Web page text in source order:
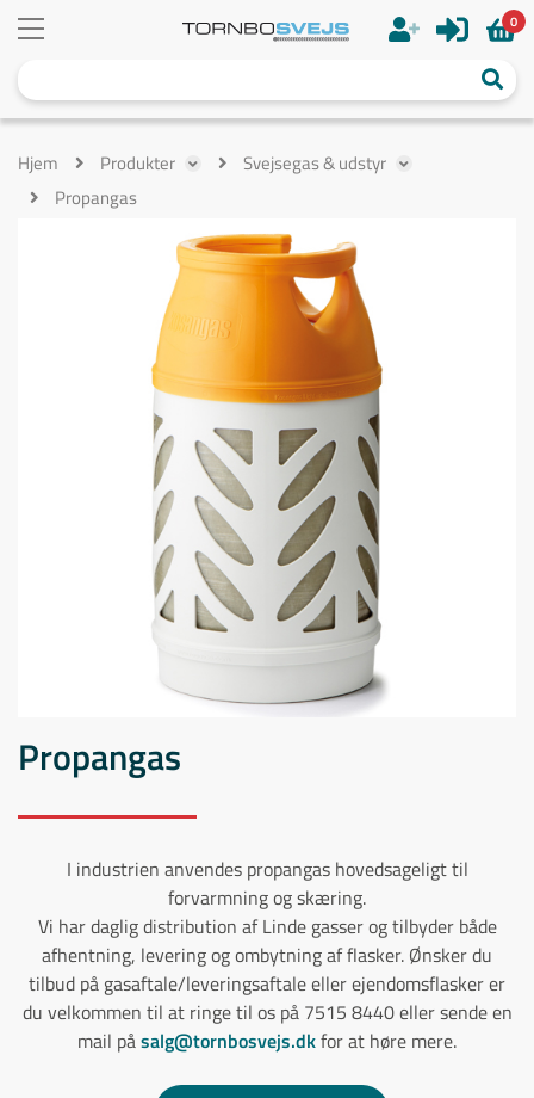
0
Hjem Produkter
Svejsegas & udstyr
Propangas
Propangas
I industrien anvendes propangas hovedsageligt til
forvarmning og skæring.
Vi har daglig distribution af Linde gasser og tilbyder både
afhentning, levering og ombytning af flasker. Ønsker du
tilbud på gasaftale/leveringsaftale eller ejendomsflasker er
du velkommen til at ringe til os på 7515 8440 eller sende en
mail påsalg@tornbosvejs.dkfor at høre mere.